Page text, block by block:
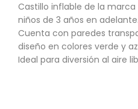
Castillo inflable de la
niños de 3 años en adelante.
Cuenta con paredes
diseño en colores verde y
Ideal para diversión al aire